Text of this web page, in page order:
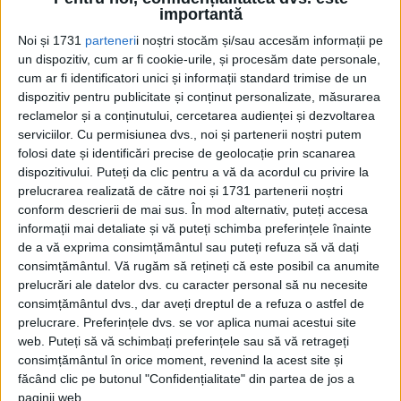
importantă
Noi și 1731 partenerii noștri stocăm și/sau accesăm informații pe
un dispozitiv, cum ar fi cookie-urile, și procesăm date personale,
cum ar fi identificatori unici și informații standard trimise de un
dispozitiv pentru publicitate și conținut personalizate, măsurarea
reclamelor și a conținutului, cercetarea audienței și dezvoltarea
serviciilor. Cu permisiunea dvs., noi și partenerii noștri putem
folosi date și identificări precise de geolocație prin scanarea
dispozitivului. Puteți da clic pentru a vă da acordul cu privire la
prelucrarea realizată de către noi și 1731 partenerii noștri
conform descrierii de mai sus. În mod alternativ, puteți accesa
informații mai detaliate și vă puteți schimba preferințele înainte
de a vă exprima consimțământul sau puteți refuza să vă dați
consimțământul. Vă rugăm să rețineți că este posibil ca anumite
prelucrări ale datelor dvs. cu caracter personal să nu necesite
consimțământul dvs., dar aveți dreptul de a refuza o astfel de
prelucrare. Preferințele dvs. se vor aplica numai acestui site
web. Puteți să vă schimbați preferințele sau să vă retrageți
consimțământul în orice moment, revenind la acest site și
făcând clic pe butonul "Confidențialitate" din partea de jos a
paginii web.
Cel mai mare urs din Europa a fost împușcat săptămânile
Cea mai mare revistă de istorie din Europa!.
Media KIT
PORTOFOLIU
Capital
Evenimentul Zilei